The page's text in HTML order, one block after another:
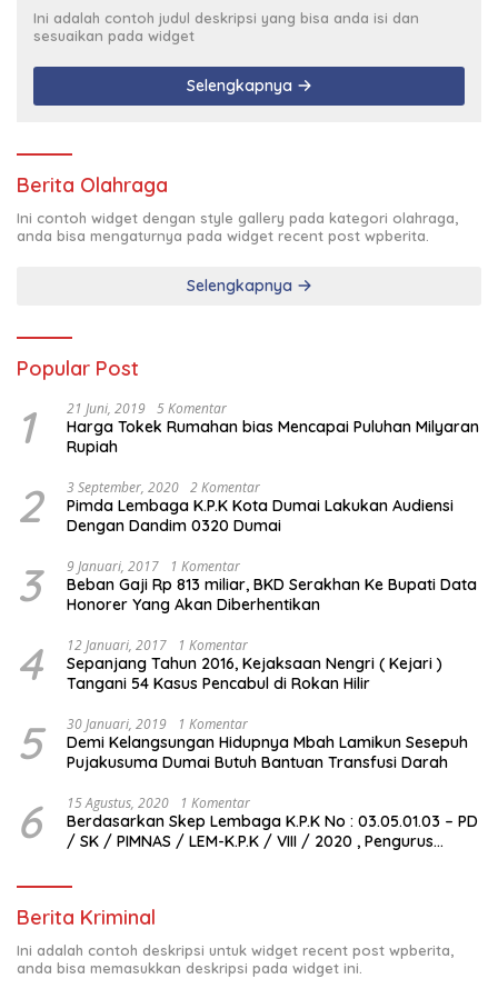
Ini adalah contoh judul deskripsi yang bisa anda isi dan
sesuaikan pada widget
Selengkapnya
Berita Olahraga
Ini contoh widget dengan style gallery pada kategori olahraga,
anda bisa mengaturnya pada widget recent post wpberita.
Selengkapnya
Popular Post
1 21 Juni, 2019 5 Komentar
Harga Tokek Rumahan bias Mencapai Puluhan Milyaran
Rupiah
2 3 September, 2020 2 Komentar
Pimda Lembaga K.P.K Kota Dumai Lakukan Audiensi
Dengan Dandim 0320 Dumai
3 9 Januari, 2017 1 Komentar
Beban Gaji Rp 813 miliar, BKD Serakhan Ke Bupati Data
Honorer Yang Akan Diberhentikan
4 12 Januari, 2017 1 Komentar
Sepanjang Tahun 2016, Kejaksaan Nengri ( Kejari )
Tangani 54 Kasus Pencabul di Rokan Hilir
5 30 Januari, 2019 1 Komentar
Demi Kelangsungan Hidupnya Mbah Lamikun Sesepuh
Pujakusuma Dumai Butuh Bantuan Transfusi Darah
6 15 Agustus, 2020 1 Komentar
Berdasarkan Skep Lembaga K.P.K No : 03.05.01.03 – PD
/ SK / PIMNAS / LEM-K.P.K / VIII / 2020 , Pengurus
Berita Kriminal
Ini adalah contoh deskripsi untuk widget recent post wpberita,
anda bisa memasukkan deskripsi pada widget ini.